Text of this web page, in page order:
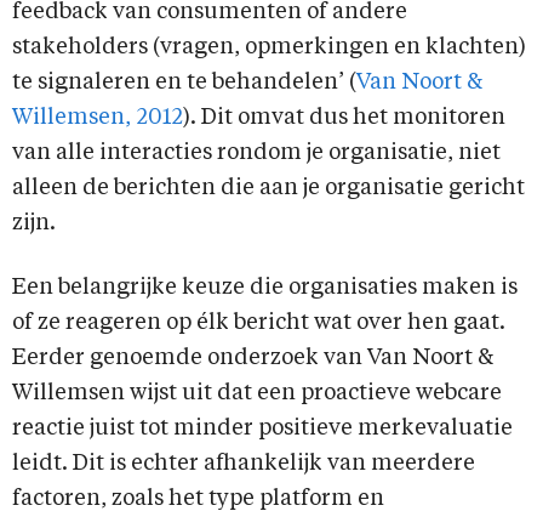
feedback van consumenten of andere
stakeholders (vragen, opmerkingen en klachten)
te signaleren en te behandelen’ (Van Noort &
Willemsen, 2012). Dit omvat dus het monitoren
van alle interacties rondom je organisatie, niet
alleen de berichten die aan je organisatie gericht
zijn.
Een belangrijke keuze die organisaties maken is
of ze reageren op élk bericht wat over hen gaat.
Eerder genoemde onderzoek van Van Noort &
Willemsen wijst uit dat een proactieve webcare
reactie juist tot minder positieve merkevaluatie
leidt. Dit is echter afhankelijk van meerdere
factoren, zoals het type platform en